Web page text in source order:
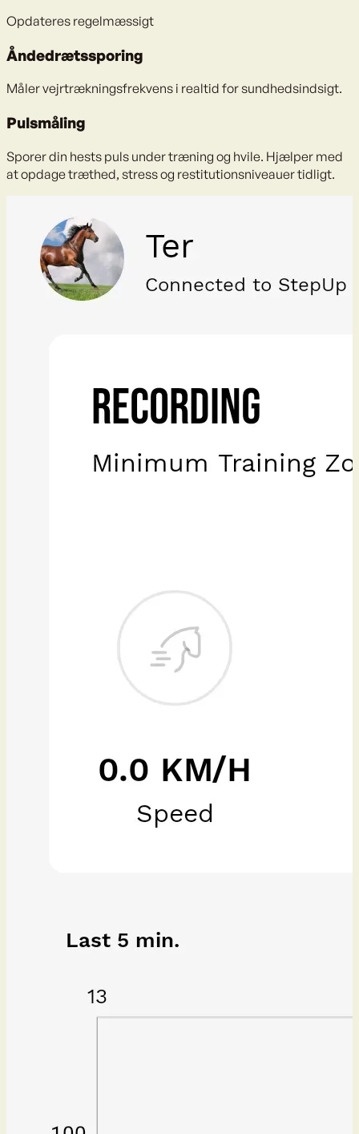
Opdateres regelmæssigt
Åndedrætssporing
Måler vejrtrækningsfrekvens i realtid for sundhedsindsigt.
Pulsmåling
Sporer din hests puls under træning og hvile. Hjælper med
at opdage træthed, stress og restitutionsniveauer tidligt.